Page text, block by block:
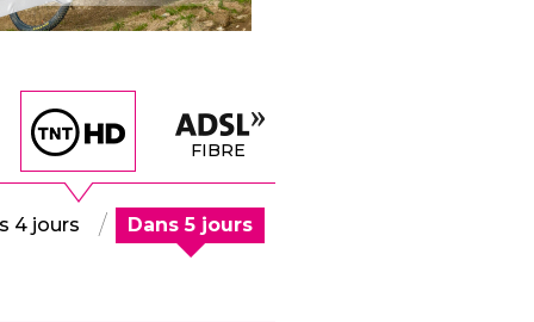
FIBRE
4 jours Dans 5 jours